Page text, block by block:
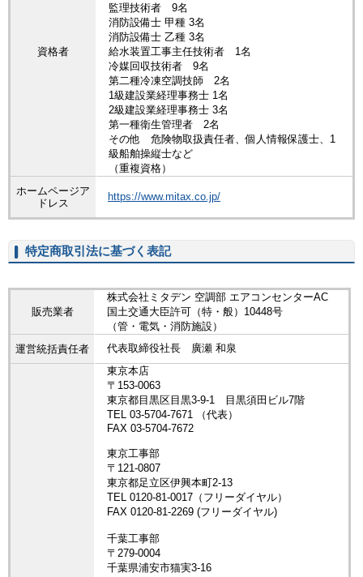
資格者
監理技術者 9名
消防設備士 甲種 3名
消防設備士 乙種 3名
給水装置工事主任技術者 1名
冷媒回収技術者 9名
第二種冷凍空調技師 2名
1級建設業経理事務士 1名
2級建設業経理事務士 3名
第一種衛生管理者 2名
その他 危険物取扱責任者、個人情報保護士、1
級船舶操縦士など
（重複資格）
ホームページア
ドレス
https://www.mitax.co.jp/
特定商取引法に基づく表記
販売業者
株式会社ミタデン 空調部 エアコンセンターAC
国土交通大臣許可（特・般）10448号
（管・電気・消防施設）
運営統括責任者
代表取締役社長 廣瀬 和泉